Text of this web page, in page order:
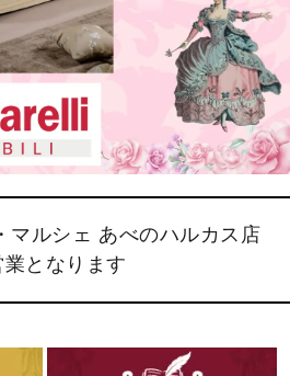
マルシェ あべのハルカス店
となります